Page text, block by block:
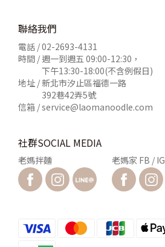
聯絡我們
電話 /02-2693-4131
時間 / 週一到週五 09:00-12:30，
下午13:30-18:00(不含例假日)
地址 / 新北市汐止區福德一路
392巷42弄5號
信箱 /service@laomanoodle.com
社群SOCIAL MEDIA
老媽拌麵 老媽家 FB / IG